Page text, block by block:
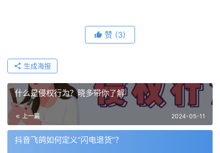
赞 (3)
生成海报
什么是侵权行为？晓多带你了解
上一篇 2024-05-11
抖音飞鸽如何定义“闪电退货”？